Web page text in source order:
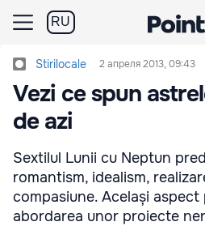
RU
Stirilocale 2 апреля 2013, 09:43
Vezi ce spun
de azi
Sextilul Lunii cu Neptun
romantism, idealism,
compasiune. Același aspect
abordarea unor proiecte